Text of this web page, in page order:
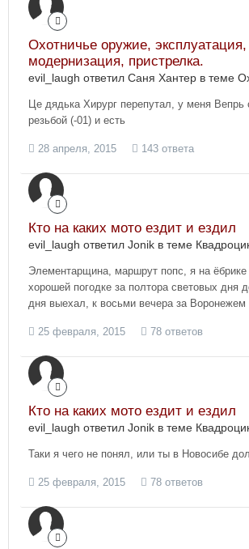
Охотничье оружие, эксплуатация,
модернизация, пристрелка.
evil_laugh ответил Саня Хантер в теме
Це дядька Хирург перепутал, у меня Вепрь
резьбой (-01) и есть
28 апреля, 2015 143 ответа
Кто на каких мото ездит и ездил
evil_laugh ответил Jonik в теме
Элементарщина, маршрут попс, я на
хорошей погодке за полтора световых дня
дня выехал, к восьми вечера за Воронежем
25 февраля, 2015 78 ответов
Кто на каких мото ездит и ездил
evil_laugh ответил Jonik в теме
Таки я чего не понял, или ты в Новосибе
25 февраля, 2015 78 ответов